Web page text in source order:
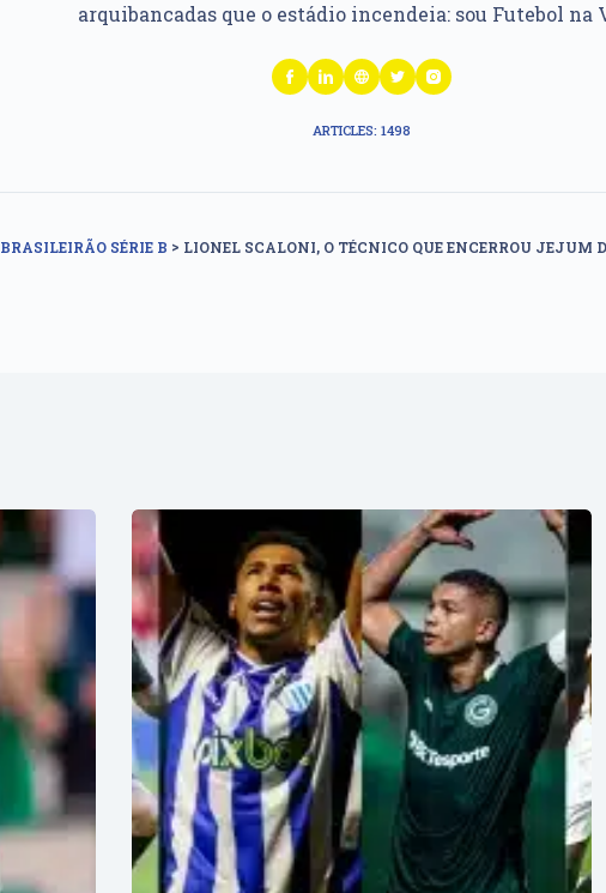
arquibancadas que o estádio incendeia: sou Futebol na
ARTICLES: 1498
BRASILEIRÃO SÉRIE B > LIONEL SCALONI, O TÉCNICO QUE ENCERROU JEJUM